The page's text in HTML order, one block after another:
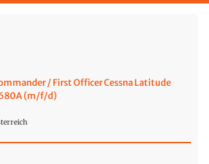
/ First Officer Cessna Latitude
(m/f/d)